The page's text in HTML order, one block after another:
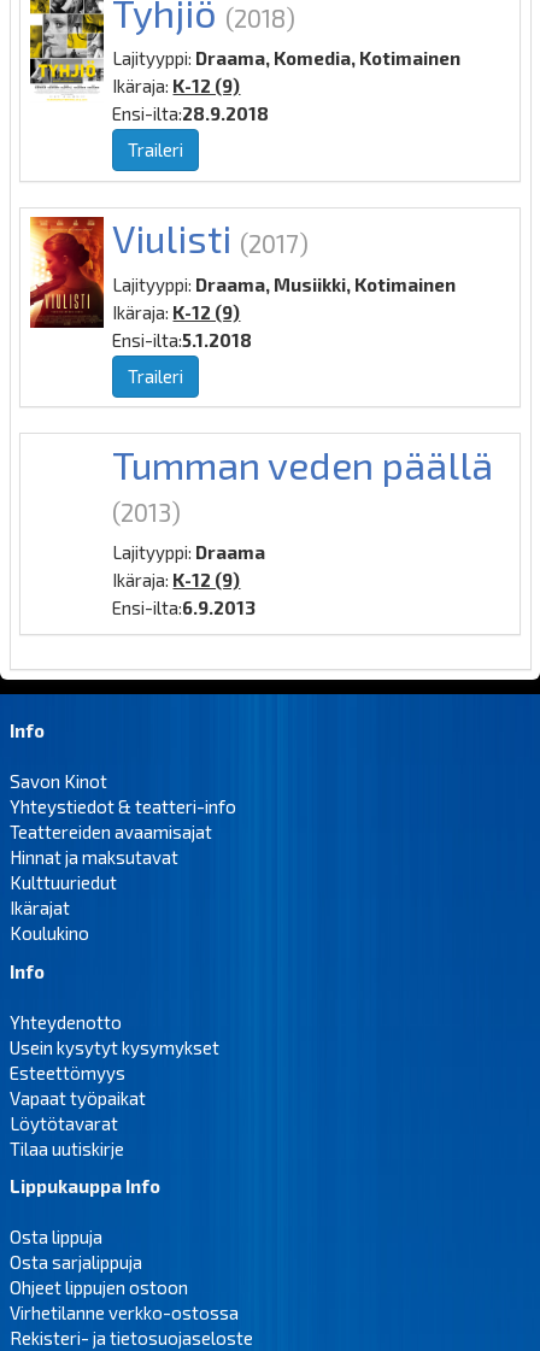
Tyhjiö (2018)
Lajityyppi: Draama, Komedia, Kotimainen
Ikäraja: K-12 (9)
Ensi-ilta:28.9.2018
Traileri
Viulisti (2017)
Lajityyppi: Draama, Musiikki, Kotimainen
Ikäraja: K-12 (9)
Ensi-ilta:5.1.2018
Traileri
Tumman veden päällä
(2013)
Lajityyppi: Draama
Ikäraja: K-12 (9)
Ensi-ilta:6.9.2013
Info
Savon Kinot
Yhteystiedot & teatteri-info
Teattereiden avaamisajat
Hinnat ja maksutavat
Kulttuuriedut
Ikärajat
Koulukino
Info
Yhteydenotto
Usein kysytyt kysymykset
Esteettömyys
Vapaat työpaikat
Löytötavarat
Tilaa uutiskirje
Lippukauppa Info
Osta lippuja
Osta sarjalippuja
Ohjeet lippujen ostoon
Virhetilanne verkko-ostossa
Rekisteri- ja tietosuojaseloste